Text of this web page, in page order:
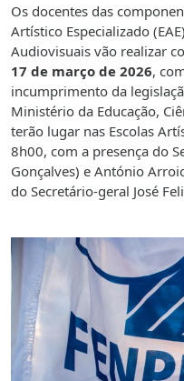
Os docentes das
Artístico Especializado
Audiovisuais vão realizar
17 de março de 2026,
incumprimento da
Ministério da Educação,
terão lugar nas Escolas
8h00, com a presença do
Gonçalves) e António
do Secretário-geral José